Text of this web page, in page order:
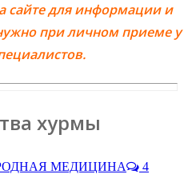
сайте для информации и
при личном приеме у
хурмы
МЕДИЦИНА
4